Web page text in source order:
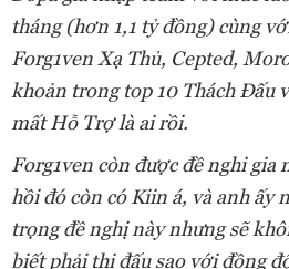
tháng (hơn 1,1 tỷ đồng) cùng
Forg1ven Xạ Thủ, Cepted,
khoản trong top 10 Thách Đấu
mất Hỗ Trợ là ai rồi.
Forg1ven còn được đề nghi gia
hồi đó còn có Kiin á, và anh ấy
trọng đề nghị này nhưng sẽ
biết phải thi đấu sao với đồng